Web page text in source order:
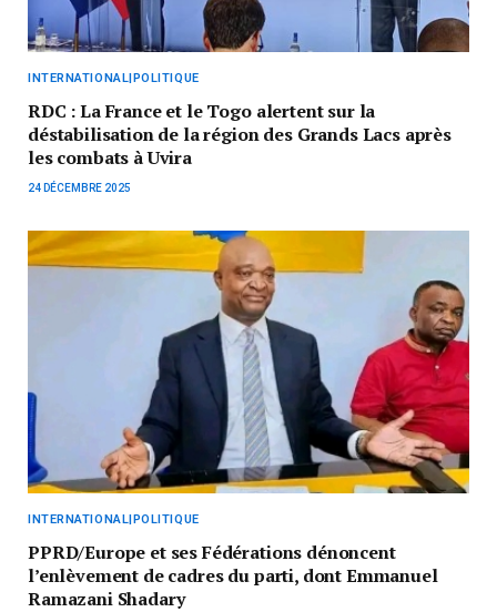
INTERNATIONAL|POLITIQUE
RDC : La France et le Togo alertent sur la
déstabilisation de la région des Grands Lacs après
les combats à Uvira
24 DÉCEMBRE 2025
INTERNATIONAL|POLITIQUE
PPRD/Europe et ses Fédérations dénoncent
l’enlèvement de cadres du parti, dont Emmanuel
Ramazani Shadary